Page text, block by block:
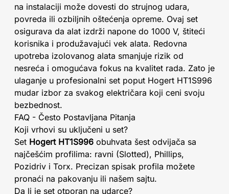
na instalaciji može dovesti do strujnog udara,
povreda ili ozbiljnih oštećenja opreme. Ovaj set
osigurava da alat izdrži napone do 1000 V, štiteći
korisnika i produžavajući vek alata. Redovna
upotreba izolovanog alata smanjuje rizik od
nesreća i omogućava fokus na kvalitet rada. Zato je
ulaganje u profesionalni set poput Hogert HT1S996
mudar izbor za svakog električara koji ceni svoju
bezbednost.
FAQ - Često Postavljana Pitanja
Koji vrhovi su uključeni u set?
Set Hogert HT1S996 obuhvata šest odvijača sa
najčešćim profilima: ravni (Slotted), Phillips,
Pozidriv i Torx. Precizan spisak profila možete
pronaći na pakovanju ili našem sajtu.
Da li je set otporan na udarce?